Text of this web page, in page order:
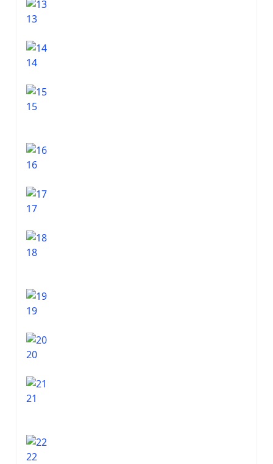
13
14
15
16
17
18
19
20
21
22